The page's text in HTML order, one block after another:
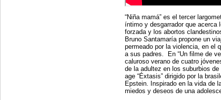
“Niña mamá” es el tercer
íntimo y desgarrador que
forzada y los abortos
Bruno Santamaría propone un
permeado por la violencia, en el
a sus padres. En “Un filme de
caluroso verano de cuatro
de la adultez en los suburbios
age “Éxtasis” dirigido por la
Epstein. Inspirado en la vida de
miedos y deseos de una